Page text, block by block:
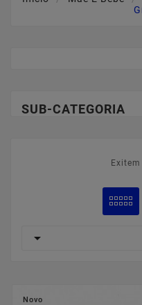
SUB-CATEGORIA

Novo